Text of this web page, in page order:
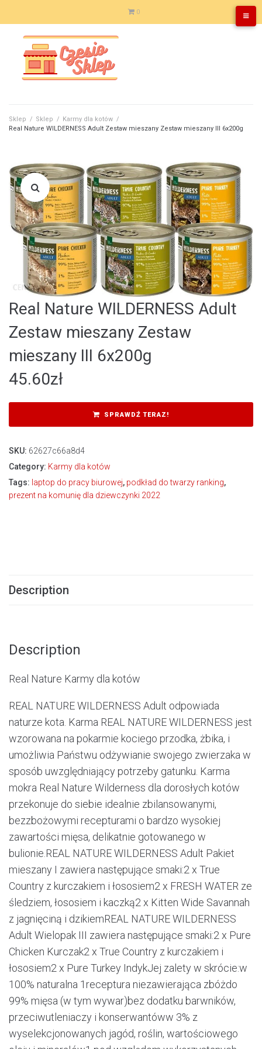
0
Sklep / Sklep / Karmy dla kotów /
Real Nature WILDERNESS Adult Zestaw mieszany Zestaw mieszany III 6x200g
Real Nature WILDERNESS Adult
Zestaw mieszany Zestaw
mieszany III 6x200g
45.60zł
SPRAWDŹ TERAZ!
SKU: 62627c66a8d4
Category: Karmy dla kotów
Tags: laptop do pracy biurowej, podkład do twarzy ranking,
prezent na komunię dla dziewczynki 2022
Description
Description
Real Nature Karmy dla kotów
REAL NATURE WILDERNESS Adult odpowiada
naturze kota. Karma REAL NATURE WILDERNESS jest
wzorowana na pokarmie kociego przodka, żbika, i
umożliwia Państwu odżywianie swojego zwierzaka w
sposób uwzględniający potrzeby gatunku. Karma
mokra Real Nature Wilderness dla dorosłych kotów
przekonuje do siebie idealnie zbilansowanymi,
bezzbożowymi recepturami o bardzo wysokiej
zawartości mięsa, delikatnie gotowanego w
bulionie.REAL NATURE WILDERNESS Adult Pakiet
mieszany I zawiera następujące smaki:2 x True
Country z kurczakiem i łososiem2 x FRESH WATER ze
śledziem, łososiem i kaczką2 x Kitten Wide Savannah
z jagnięciną i dzikiemREAL NATURE WILDERNESS
Adult Wielopak III zawiera następujące smaki:2 x Pure
Chicken Kurczak2 x True Country z kurczakiem i
łososiem2 x Pure Turkey IndykJej zalety w skrócie:w
100% naturalna 1receptura niezawierająca zbóżdo
99% mięsa (w tym wywar)bez dodatku barwników,
przeciwutleniaczy i konserwantóww 3% z
wyselekcjonowanych jagód, roślin, wartościowego